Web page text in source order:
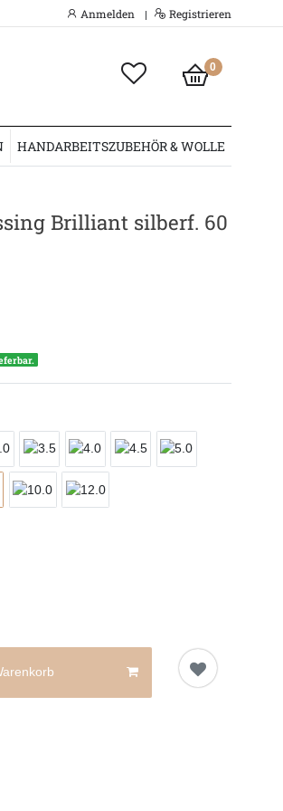
Anmelden | Registrieren
0
HANDARBEITSZUBEHÖR & WOLLE
Brilliant silberf. 60